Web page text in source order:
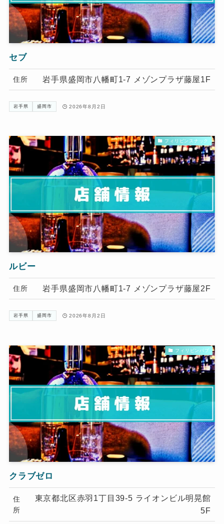
セブ
住所 岩手県盛岡市八幡町1-7 メゾンプラザ藤屋1F
岩手県 盛岡市 2026年8月2日
フィリピンスナック
ルビー
住所 岩手県盛岡市八幡町1-7 メゾンプラザ藤屋2F
岩手県 盛岡市 2026年8月2日
フィリピンパブ
クラブゼロ
住
所
東京都北区赤羽1丁目39-5 ライオンビル明晃館
5F